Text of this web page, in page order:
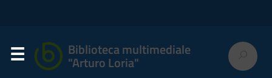
Biblioteca multimediale
"Arturo Loria"